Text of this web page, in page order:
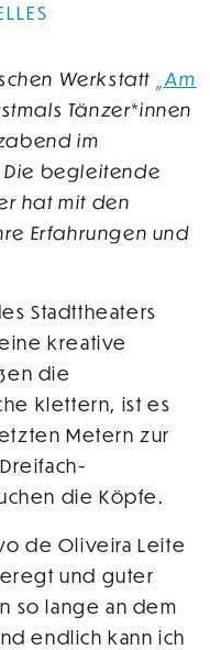
Werkstatt
„Am
Tänzer*innen
im
begleitende
hat mit den
Erfahrungen und
Stadttheaters
kreative
die
klettern, ist es
Metern zur
die Köpfe.
de Oliveira Leite
und guter
so lange an dem
endlich kann ich